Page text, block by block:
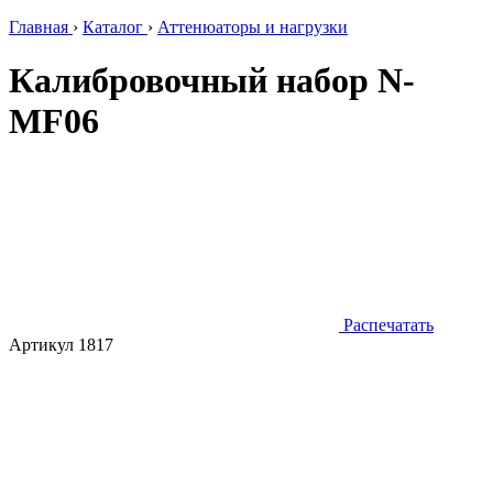
Главная › Каталог › Аттенюаторы и нагрузки
Калибровочный набор N-
MF06
Распечатать
Артикул 1817